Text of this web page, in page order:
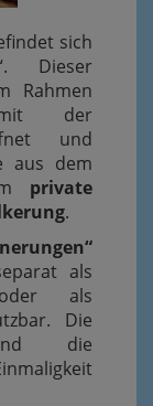
sich
Dieser
Rahmen
mit der
und
aus dem
private
.
als
oder als
Die
die